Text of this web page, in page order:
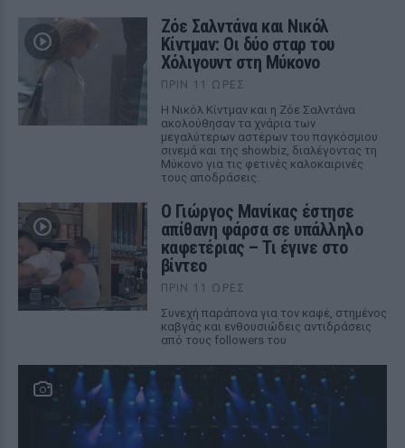
Ζόε Σαλντάνα και Νικόλ
Κίντμαν: Οι δύο σταρ του
Χόλιγουντ στη Μύκονο
ΠΡΙΝ 11 ΏΡΕΣ
Η Νικόλ Κίντμαν και η Ζόε Σαλντάνα
ακολούθησαν τα χνάρια των
μεγαλύτερων αστέρων του παγκόσμιου
σινεμά και της showbiz, διαλέγοντας τη
Μύκονο για τις φετινές καλοκαιρινές
τους αποδράσεις.
Ο Γιώργος Μανίκας έστησε
απίθανη φάρσα σε υπάλληλο
καφετέριας – Τι έγινε στο
βίντεο
ΠΡΙΝ 11 ΏΡΕΣ
Συνεχή παράπονα για τον καφέ, στημένος
καβγάς και ενθουσιώδεις αντιδράσεις
από τους followers του